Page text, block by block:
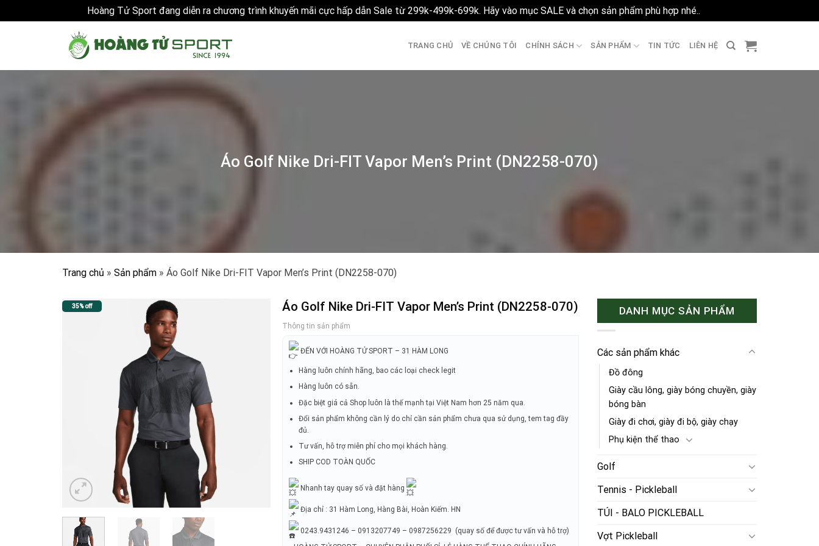
Hoàng Tử Sport đang diễn ra chương trình khuyến mãi cực hấp dẫn Sale từ 299k-499k-699k. Hãy vào mục SALE và chọn sản phẩm phù hợp nhé..
TRANG CHỦ VỀ CHÚNG TÔI CHÍNH SÁCH SẢN PHẨM TIN TỨC LIÊN HỆ
Áo Golf Nike Dri-FIT Vapor Men’s Print (DN2258-070)
Trang chủ » Sản phẩm » Áo Golf Nike Dri-FIT Vapor Men’s Print (DN2258-070)
35% off Áo Golf Nike Dri-FIT Vapor Men’s Print (DN2258-070)
Thông tin sản phẩm
ĐẾN VỚI HOÀNG TỬ SPORT – 31 HÀM LONG
Hàng luôn chính hãng, bao các loại check legit
Hàng luôn có sẵn.
Đặc biệt giá cả Shop luôn là thế mạnh tại Việt Nam hơn 25 năm qua.
Đổi sản phẩm không cần lý do chỉ cần sản phẩm chưa qua sử dụng, tem tag đầy
đủ.
Tư vấn, hỗ trợ miễn phí cho mọi khách hàng.
SHIP COD TOÀN QUỐC
Nhanh tay quay số và đặt hàng
Địa chỉ : 31 Hàm Long, Hàng Bài, Hoàn Kiếm. HN
0243.9431246 – 0913207749 – 0987256229 (quay số để được tư vấn và hỗ trợ)
DANH MỤC SẢN PHẨM
Các sản phẩm khác
Đồ đông
Giày cầu lông, giày bóng chuyền, giày
bóng bàn
Giày đi chơi, giày đi bộ, giày chạy
Phụ kiện thể thao
Golf
Tennis - Pickleball
TÚI - BALO PICKLEBALL
Vợt Pickleball